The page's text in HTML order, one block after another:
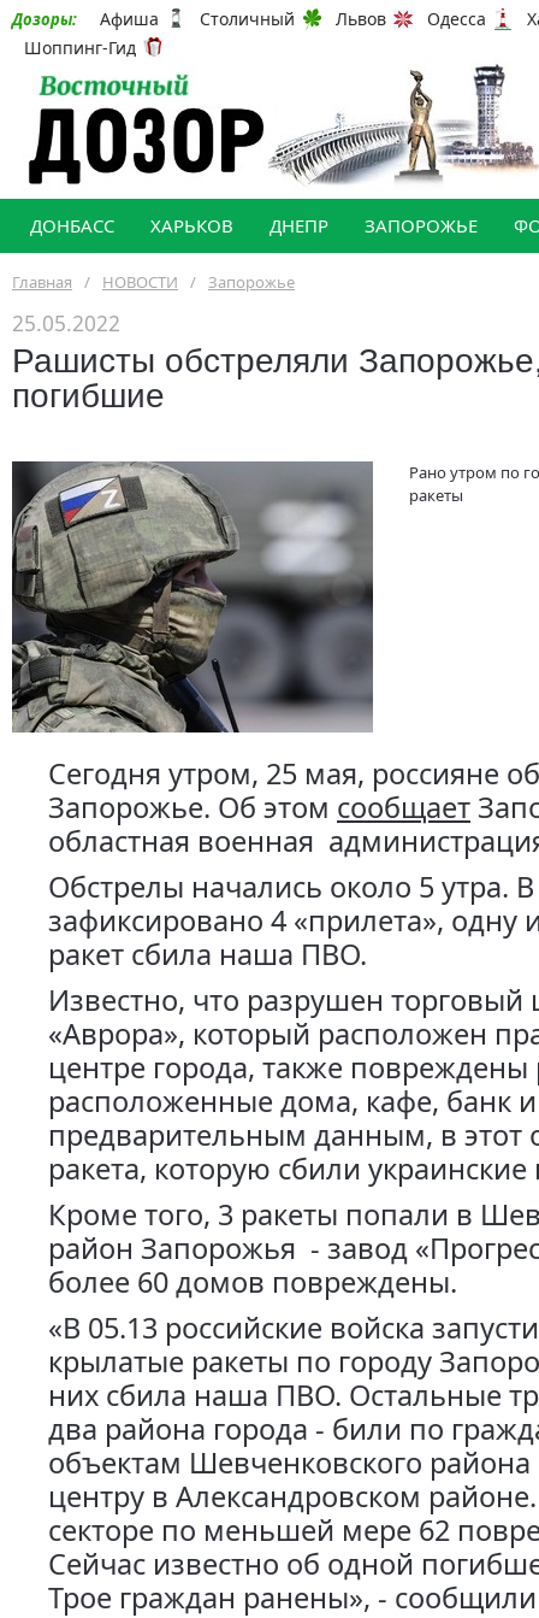
Дозоры: Афиша Столичный Львов Одесса
Шоппинг-Гид
ДОНБАСС ХАРЬКОВ ДНЕПР ЗАПОРОЖЬЕ
Главная / НОВОСТИ / Запорожье
25.05.2022
Рашисты обстреляли
погибшие
Рано утром по
ракеты
Сегодня утром, 25 мая, россияне
Запорожье. Об этом сообщает
областная военная
Обстрелы начались около 5 утра.
зафиксировано 4 «прилета», одну
ракет сбила наша ПВО.
Известно, что разрушен торговый
«Аврора», который расположен
центре города, также
расположенные дома, кафе, банк
предварительным данным, в этот
ракета, которую сбили
Кроме того, 3 ракеты попали в
район Запорожья - завод
более 60 домов повреждены.
«В 05.13 российские войска
крылатые ракеты по городу
них сбила наша ПВО. Остальные
два района города - били по
объектам Шевченковского района
центру в Александровском
секторе по меньшей мере 62
Сейчас известно об одной
Трое граждан ранены», -